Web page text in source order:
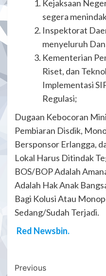
Kejaksaan
segera
Inspektorat
menyeluruh
Kementerian
Riset, dan
Implementasi
Regulasi;
Dugaan Kebocoran
Pembiaran Disdik,
Bersponsor Erlangga,
Lokal Harus Ditindak
BOS/BOP Adalah
Adalah Hak Anak
Bagi Kolusi Atau
Sedang/Sudah Terjadi.
Red Newsbin.
Post
Previous